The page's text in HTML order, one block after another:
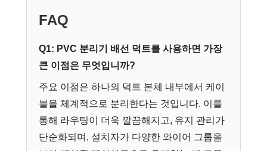
FAQ
Q1: PVC 분리기 배선 덕트를 사용하면 가장
큰 이점은 무엇입니까?
주요 이점은 하나의 덕트 본체 내부에서 케이
블을 체계적으로 분리한다는 것입니다. 이를
통해 라우팅이 더욱 깔끔해지고, 유지 관리가
단순화되며, 설치자가 다양한 와이어 그룹을